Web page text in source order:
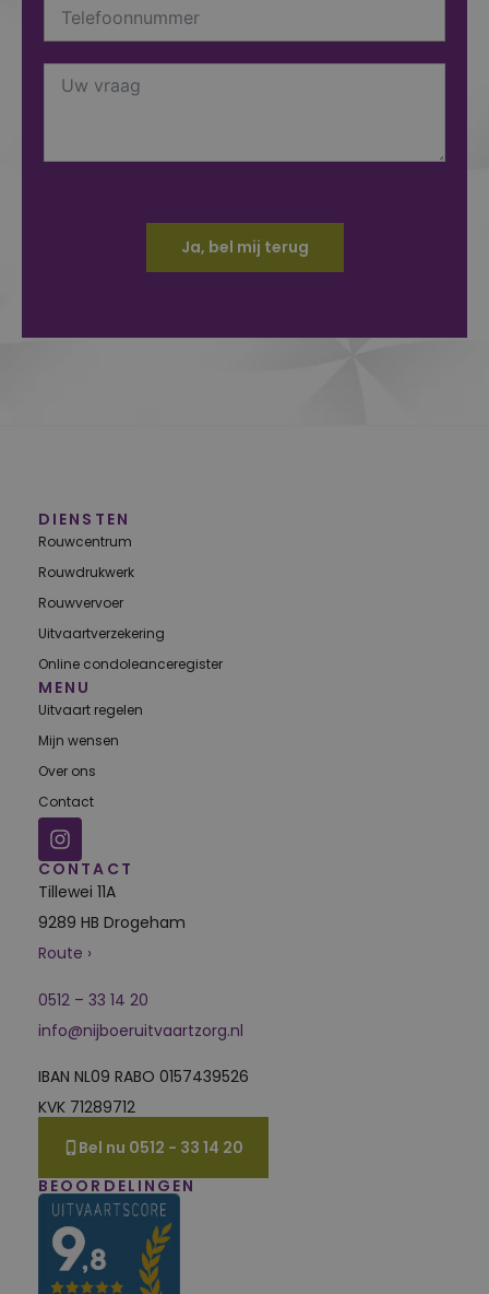
Ja, bel mij terug
DIENSTEN
Rouwcentrum
Rouwdrukwerk
Rouwvervoer
Uitvaartverzekering
Online condoleanceregister
MENU
Uitvaart regelen
Mijn wensen
Over ons
Contact
CONTACT
Tillewei 11A
9289 HB Drogeham
Route ›
0512 – 33 14 20
info@nijboeruitvaartzorg.nl
IBAN NL09 RABO 0157439526
KVK 71289712
Bel nu 0512 - 33 14 20
BEOORDELINGEN